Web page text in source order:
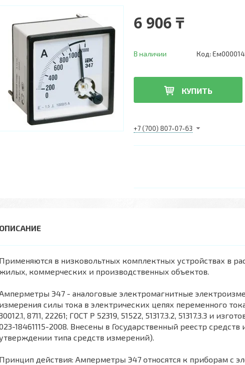
6 906 ₸
В наличии Код:
КУПИТЬ
+7 (700) 807-07-63
Применяются в низковольтных комплектных устройствах в
жилых, коммерческих и производственных объектов.
Э47 - аналоговые электромагнитные
измерения силы тока в электрических цепях переменного
8711, 22261; ГОСТ Р 52319, 51522, 51317.3.2, 51317.3.3 и
18461115-2008. Внесены в Государственный реестр
типа средств измерений).
Принцип действия: Амперметры Э47 относятся к приборам с